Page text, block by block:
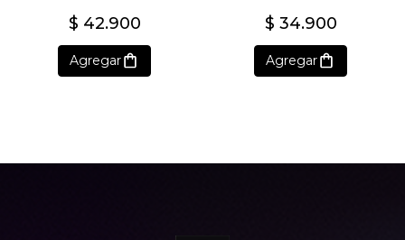
$ 42.900
Agregar
$ 34.900
Agregar